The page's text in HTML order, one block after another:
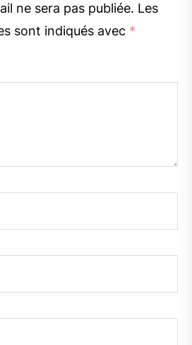
ne sera pas publiée. Les
sont indiqués avec *